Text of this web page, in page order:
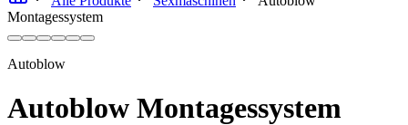
Montagessystem
Autoblow
Autoblow Montagessystem